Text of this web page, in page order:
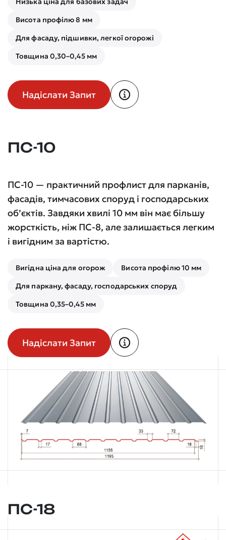
Висота профілю 8 мм
Для фасаду, підшивки, легкої огорожі
Товщина 0,30–0,45 мм
Надіслати Запит
ПС-10
ПС-10 — практичний профлист для парканів,
фасадів, тимчасових споруд і господарських
об’єктів. Завдяки хвилі 10 мм він має більшу
жорсткість, ніж ПС-8, але залишається легким
і вигідним за вартістю.
Вигідна ціна для огорож
Висота профілю 10 мм
Для паркану, фасаду, господарських споруд
Товщина 0,35–0,45 мм
Надіслати Запит
ПС-18